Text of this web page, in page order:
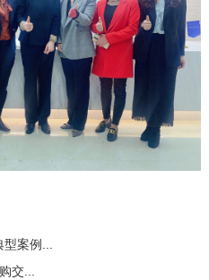
案例...
交...